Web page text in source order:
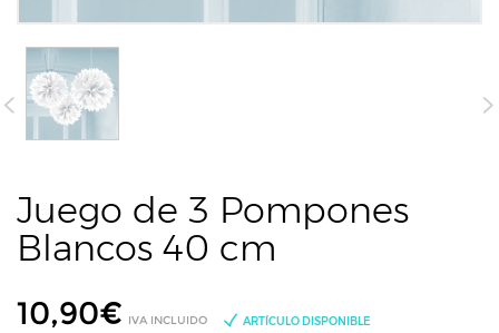
Juego de 3 Pompones
Blancos 40 cm
10,90€ IVA INCLUIDO ARTÍCULO DISPONIBLE